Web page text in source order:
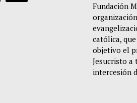
Fundación
católica,
objetivo el
Jesucristo a
intercesión